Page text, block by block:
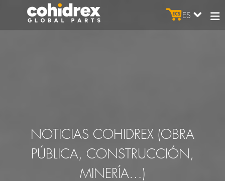
ES
NOTICIAS COHIDREX (OBRA
PÚBLICA, CONSTRUCCIÓN,
MINERÍA…)